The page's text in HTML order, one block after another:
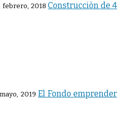
febrero, 2018 Construcciòn de 4
2019 El Fondo emprender